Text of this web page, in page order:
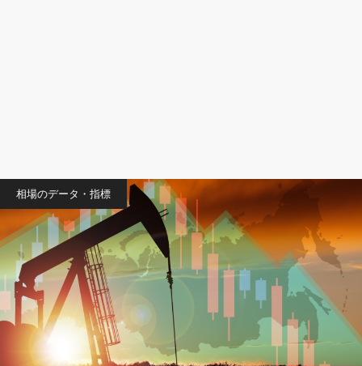
相場のデータ・指標